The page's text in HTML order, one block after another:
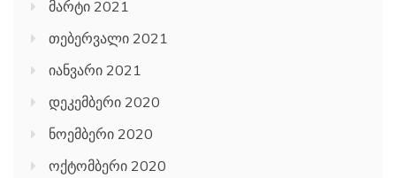
მარტი 2021
თებერვალი 2021
იანვარი 2021
დეკემბერი 2020
ნოემბერი 2020
ოქტომბერი 2020